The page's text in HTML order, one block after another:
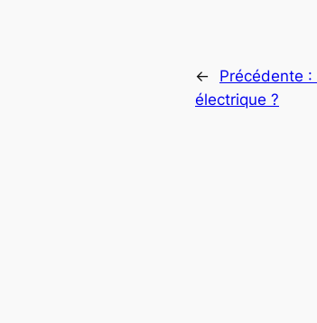
← Précédente :
électrique ?